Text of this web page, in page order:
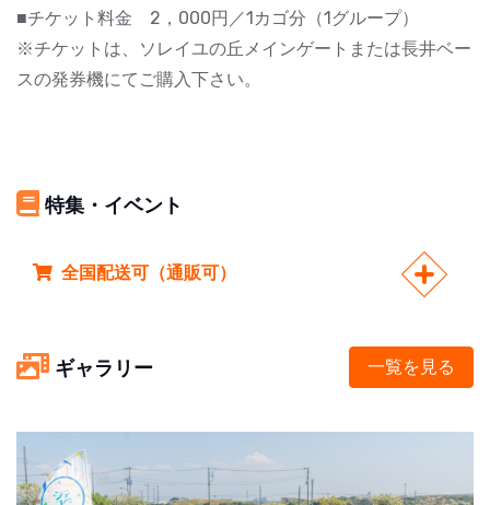
■チケット料金 2，000円／1カゴ分（1グループ）
※チケットは、ソレイユの丘メインゲートまたは長井ベー
スの発券機にてご購入下さい。
特集・イベント
全国配送可（通販可）
ギャラリー 一覧を見る